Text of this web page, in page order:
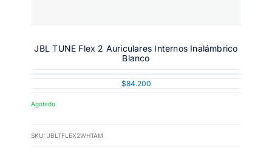
JBL TUNE Flex 2 Auriculares Internos Inalámbrico
Blanco
$84.200
Agotado
SKU: JBLTFLEX2WHTAM